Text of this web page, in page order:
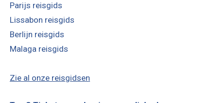
Parijs reisgids
Lissabon reisgids
Berlijn reisgids
Malaga reisgids
Zie al onze reisgidsen